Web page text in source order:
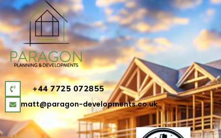
+44 7725 072855
matt@paragon-developments.co.uk